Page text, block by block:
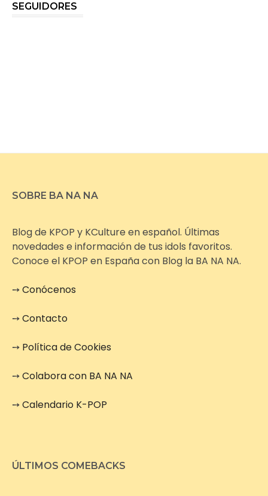
SEGUIDORES
SOBRE BA NA NA
Blog de KPOP y KCulture en español. Últimas
novedades e información de tus idols favoritos.
Conoce el KPOP en España con Blog la BA NA NA.
➙Conócenos
➙Contacto
➙ Política de Cookies
➙Colabora con BA NA NA
➙Calendario K-POP
ÚLTIMOS COMEBACKS